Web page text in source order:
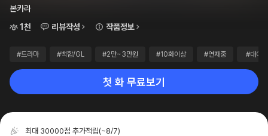
본카라
1천
리뷰작성 작품정보
#드라마 #백합/GL #2만~3만원 #10화이상 #연재중 #대여
첫 화 무료보기
최대 30000점 추가적립(~8/7)